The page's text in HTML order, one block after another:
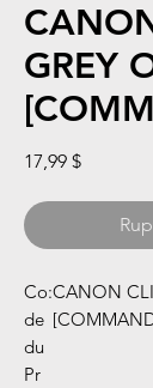
GREY
17,99 $Prix
Co
de
du
Pr
:CANON